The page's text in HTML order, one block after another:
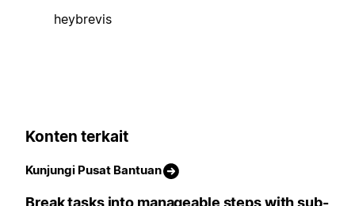
heybrevis
Konten terkait
Kunjungi Pusat Bantuan